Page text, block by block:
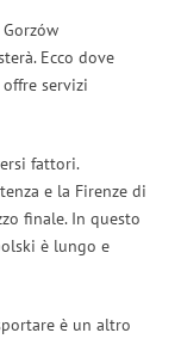
Ecco dove
servizi
fattori.
e la Firenze di
finale. In questo
è lungo e
è un altro